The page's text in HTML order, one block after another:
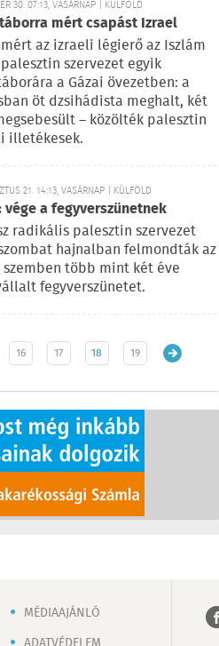
30. 07:13, VASÁRNAP | KÜLFÖLD
mért csapást Izrael
az izraeli légierő az Iszlám
szervezet egyik
a Gázai övezetben: a
öt dzsihádista meghalt, két
– közölték palesztin
illetékesek.
21. 14:13, VASÁRNAP | KÜLFÖLD
vége a fegyverszünetnek
radikális palesztin szervezet
hajnalban felmondták az
több mint két éve
fegyverszünetet.
16 17 18 19
MÉDIAAJÁNLÓ